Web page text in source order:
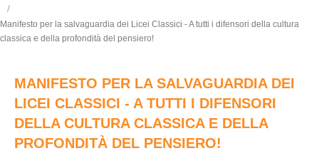
Manifesto per la salvaguardia dei Licei Classici - A tutti i difensori della cultura
classica e della profondità del pensiero!
MANIFESTO PER LA SALVAGUARDIA DEI
LICEI CLASSICI - A TUTTI I DIFENSORI
DELLA CULTURA CLASSICA E DELLA
PROFONDITÀ DEL PENSIERO!